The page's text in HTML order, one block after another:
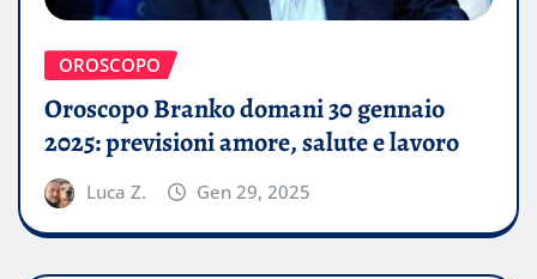
OROSCOPO
Oroscopo Branko domani 30 gennaio
2025: previsioni amore, salute e lavoro
Luca Z. Gen 29, 2025